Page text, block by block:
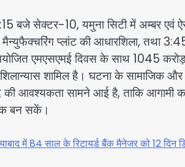
बजे सेक्टर-10, यमुना सिटी में अम्बर एवं
प्लांट की आधारशिला, तथा
एमएसएमई दिवस के साथ 1045
शामिल है। घटना के सामाजिक
आवश्यकता सामने आई है, ताकि आगामी
बन सकें।
में 84 साल के रिटायर्ड बैंक मैनेजर को 12